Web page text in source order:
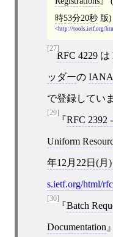
時53分20秒版)
http://tools.ietf.org/
[27]
RFC 4229は
ッダーの
で登録してい
[29]
RFC 2392
Uniform
年12月22日(月
s.ietf.org/html/
[30]
Batch
Documentation